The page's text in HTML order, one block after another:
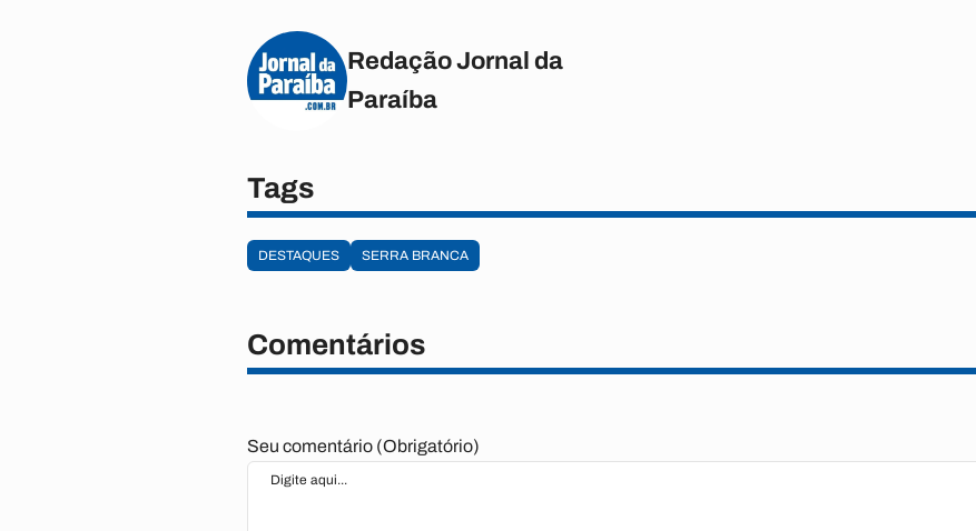
Redação Jornal da
Paraíba
Tags
DESTAQUES SERRA BRANCA
Comentários
Seu comentário (Obrigatório)